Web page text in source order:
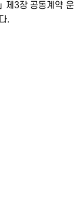
제3장 공동계약 운
.